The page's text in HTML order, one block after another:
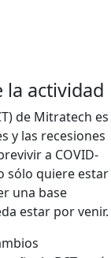
actividad
de Mitratech es
y las recesiones
a COVID-
sólo quiere estar
una base
estar por venir.